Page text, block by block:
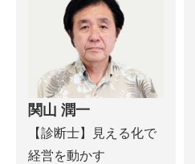
関山 潤一
【診断士】見える化で
経営を動かす